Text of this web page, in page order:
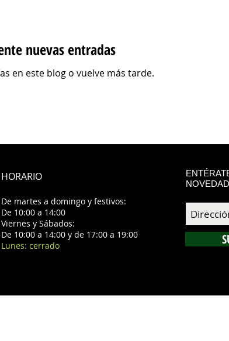
nuevas entradas
en este blog o vuelve más tarde.
HORARIO
De martes a domingo y festivos:
De 10:00 a 14:00
Viernes y Sábados:
De 10:00 a 14:00 y de 17:00 a 19:00
Lunes: cerrado